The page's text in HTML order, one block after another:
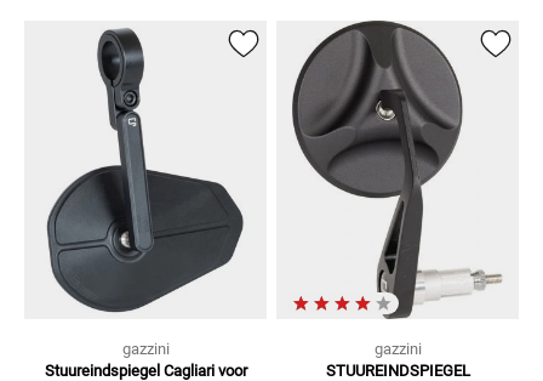
gazzini
Stuureindspiegel Cagliari voor
gazzini
STUUREINDSPIEGEL